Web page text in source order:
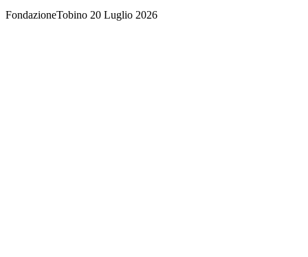
FondazioneTobino 20 Luglio 2026